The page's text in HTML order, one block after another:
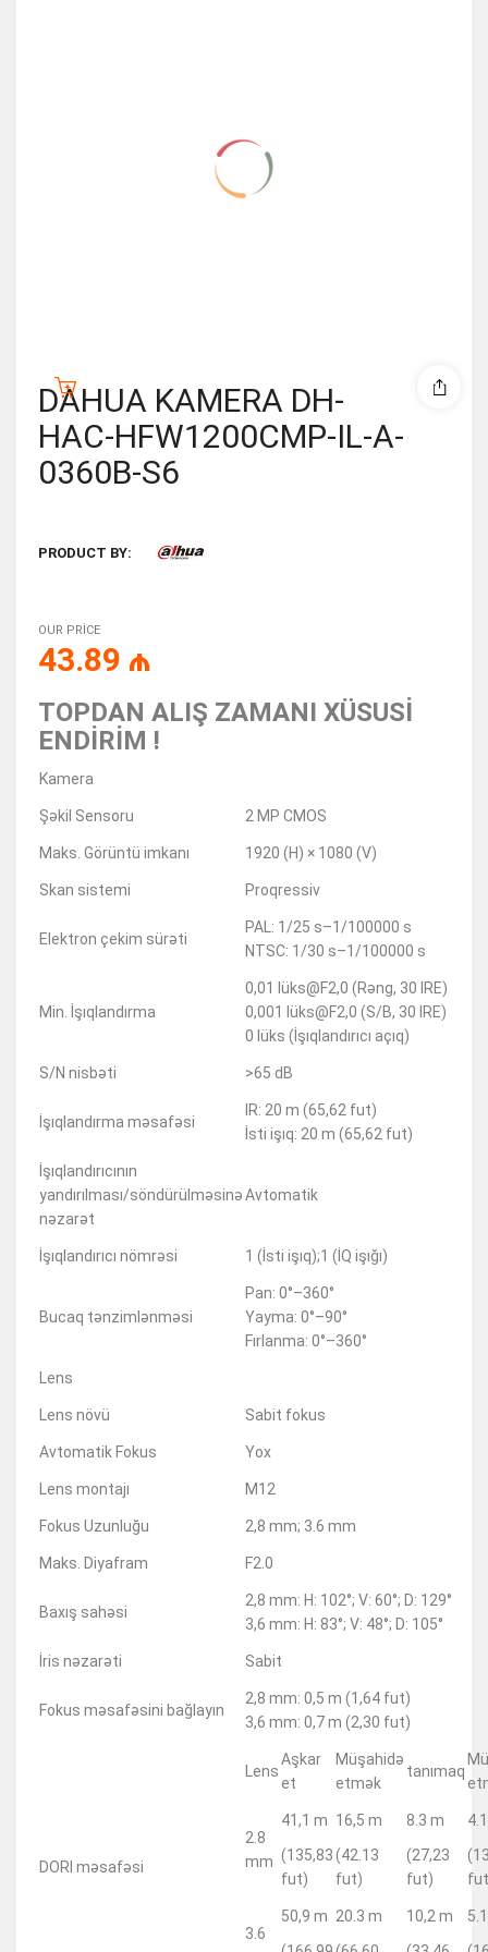
DAHUA KAMERA DH-
HAC-HFW1200CMP-IL-A-
0360B-S6
PRODUCT BY:
OUR PRICE
43.89 ₼
TOPDAN ALIŞ ZAMANI XÜSUSİ
ENDİRİM !
Kamera
Şəkil Sensoru 2 MP CMOS
Maks. Görüntü imkanı 1920 (H) × 1080 (V)
Skan sistemi Proqressiv
Elektron çekim sürəti
PAL: 1/25 s–1/100000 s
NTSC: 1/30 s–1/100000 s
Min. İşıqlandırma
0,01 lüks@F2,0 (Rəng, 30 IRE)
0,001 lüks@F2,0 (S/B, 30 IRE)
0 lüks (İşıqlandırıcı açıq)
S/N nisbəti >65 dB
İşıqlandırma məsafəsi
IR: 20 m (65,62 fut)
İsti işıq: 20 m (65,62 fut)
İşıqlandırıcının
yandırılması/söndürülməsinə
nəzarət
Avtomatik
İşıqlandırıcı nömrəsi 1 (İsti işıq);1 (İQ işığı)
Bucaq tənzimlənməsi
Pan: 0°–360°
Yayma: 0°–90°
Fırlanma: 0°–360°
Lens
Lens növü Sabit fokus
Avtomatik Fokus Yox
Lens montajı M12
Fokus Uzunluğu 2,8 mm; 3.6 mm
Maks. Diyafram F2.0
Baxış sahəsi
2,8 mm: H: 102°; V: 60°; D: 129°
3,6 mm: H: 83°; V: 48°; D: 105°
İris nəzarəti Sabit
Fokus məsafəsini bağlayın
2,8 mm: 0,5 m (1,64 fut)
3,6 mm: 0,7 m (2,30 fut)
DORI məsafəsi
Lens
Aşkar
et
Müşahidə
etmək
tanımaq
2.8
mm
41,1 m
(135,83
fut)
16,5 m
(42.13
fut)
8.3 m
(27,23
fut)
3.6
50,9 m 20.3 m
10,2 m